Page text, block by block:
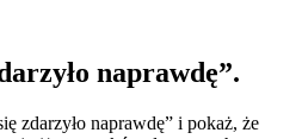
naprawdę”.
zdarzyło naprawdę” i pokaż, że